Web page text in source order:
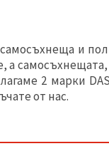
и
а
2 марки
от нас.